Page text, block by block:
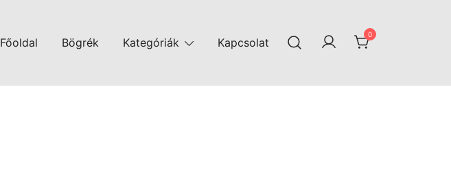
Főoldal Bögrék Kategóriák Kapcsolat
0